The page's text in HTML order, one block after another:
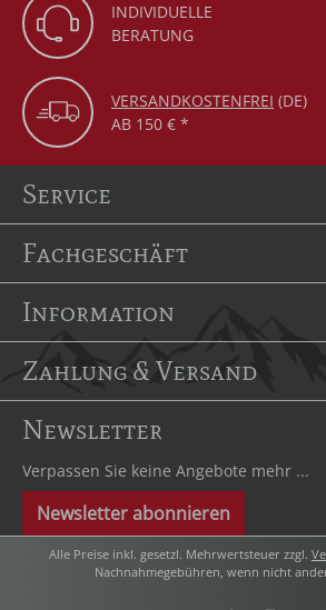
INDIVIDUELLE
BERATUNG
VERSANDKOSTENFREI (DE)
AB 150 € *
Service
Fachgeschäft
Information
Zahlung & Versand
Newsletter
Verpassen Sie keine Angebote mehr ...
Newsletter abonnieren
Alle Preise inkl. gesetzl. Mehrwertsteuer zzgl.
Nachnahmegebühren, wenn nicht